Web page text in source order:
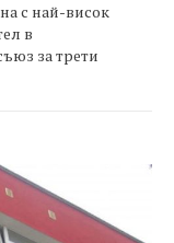
с най-висок
в
за трети